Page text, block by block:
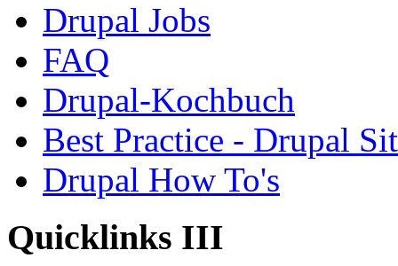
Drupal Jobs
FAQ
Drupal-Kochbuch
Best Practice - Drupal
Drupal How To's
Quicklinks III